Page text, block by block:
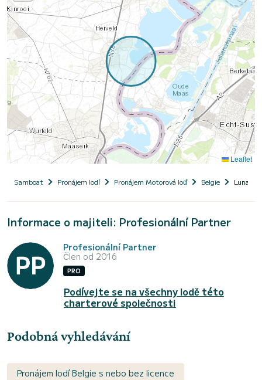
Leaflet
Samboat Pronájem lodí Pronájem Motorová loď Belgie Luna
Informace o majiteli: Profesionální Partner
Profesionální Partner
Člen od 2016
PRO
Podívejte se na všechny lodě této
charterové společnosti
Podobná vyhledávání
Pronájem lodí Belgie s nebo bez licence